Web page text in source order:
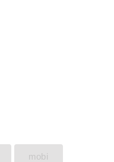
mobi